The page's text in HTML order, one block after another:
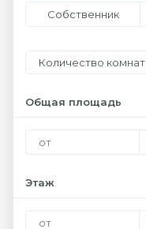
Собственник
Количество комнат
Общая площадь
Этаж